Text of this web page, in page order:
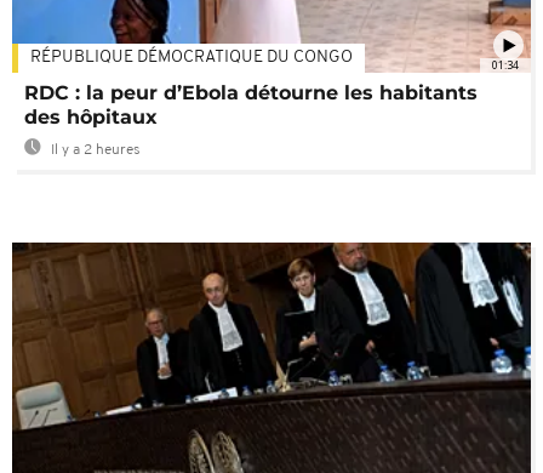
01:34
RÉPUBLIQUE DÉMOCRATIQUE DU CONGO
RDC : la peur d’Ebola détourne les habitants
des hôpitaux
Il y a 2 heures